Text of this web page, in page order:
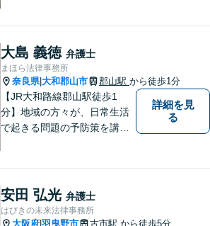
大島 義徳 弁護士
まほら法律事務所
奈良県|大和郡山市 郡山駅 から徒歩1分
【JR大和路線郡山駅徒歩1
分】地域の方々が、日常生活
で起きる問題の予防策を講じ
身近な弁護士を目指していま
す。
詳細を見
る
安田 弘光 弁護士
はびきの未来法律事務所
大阪府 羽曳野市 古市駅 から徒歩5分